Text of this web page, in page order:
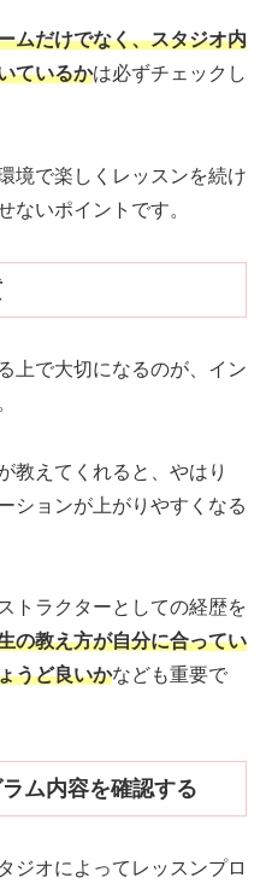
ムだけでなく、スタジオ内
ているかは必ずチェックし
境で楽しくレッスンを続け
ないポイントです。
上で大切になるのが、イン
教えてくれると、やはり
ションが上がりやすくなる
トラクターとしての経歴を
の教え方が自分に合ってい
うど良いかなども重要で
ム内容を確認する
ジオによってレッスンプロ